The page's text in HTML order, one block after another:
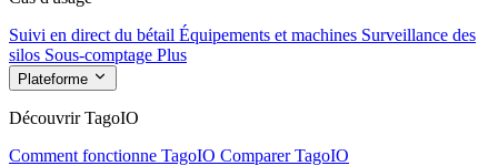
Suivi en direct du bétail Équipements et machines Surveillance des
silos Sous-comptage Plus
Plateforme
Découvrir TagoIO
Comment fonctionne TagoIO Comparer TagoIO